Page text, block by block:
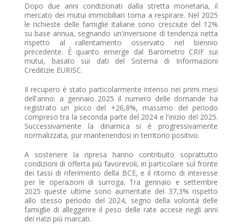
Dopo due anni condizionati dalla stretta monetaria, il
mercato dei mutui immobiliari torna a respirare. Nel 2025
le richieste delle famiglie italiane sono cresciute del 12%
su base annua, segnando un'inversione di tendenza netta
rispetto al rallentamento osservato nel biennio
precedente. È quanto emerge dal Barometro CRIF sui
mutui, basato sui dati del Sistema di Informazioni
Creditizie EURISC.
Il recupero è stato particolarmente intenso nei primi mesi
dell'anno: a gennaio 2025 il numero delle domande ha
registrato un picco del +26,8%, massimo del periodo
compreso tra la seconda parte del 2024 e l'inizio del 2025.
Successivamente la dinamica si è progressivamente
normalizzata, pur mantenendosi in territorio positivo.
A sostenere la ripresa hanno contribuito soprattutto
condizioni di offerta più favorevoli, in particolare sul fronte
dei tassi di riferimento della BCE, e il ritorno di interesse
per le operazioni di surroga. Tra gennaio e settembre
2025 queste ultime sono aumentate del 37,3% rispetto
allo stesso periodo del 2024, segno della volontà delle
famiglie di alleggerire il peso delle rate accese negli anni
dei rialzi più marcati.